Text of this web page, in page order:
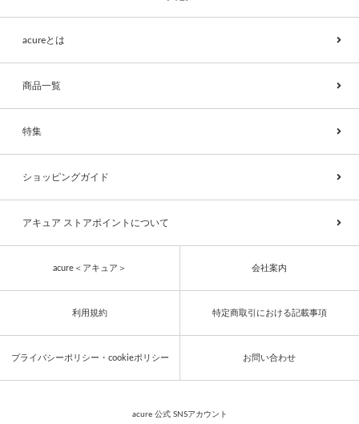
acureとは
商品一覧
特集
ショッピングガイド
アキュア ストアポイントについて
acure＜アキュア＞ 会社案内
利用規約 特定商取引における記載事項
プライバシーポリシー・cookieポリシー お問い合わせ
acure 公式 SNSアカウント